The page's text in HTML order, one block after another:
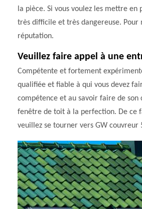
la pièce. Si vous voulez les mettre
très difficile et très dangereuse. Pour
réputation.
Veuillez faire appel à une
Compétente et fortement
qualifiée et fiable à qui vous devez
compétence et au savoir faire de
fenêtre de toit à la perfection. De ce
veuillez se tourner vers GW